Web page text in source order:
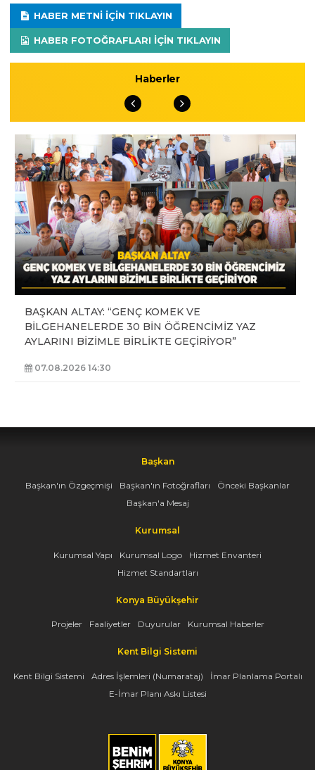
HABER METNI IÇIN TIKLAYIN
HABER FOTOĞRAFLARI IÇIN TIKLAYIN
Haberler
BAŞKAN ALTAY: “GENÇ KOMEK VE
BİLGEHANELERDE 30 BİN ÖĞRENCİMİZ YAZ
AYLARINI BİZİMLE BİRLİKTE GEÇİRİYOR”
07.08.2026 14:30
Başkan
Başkan'ın Özgeçmişi Başkan'ın Fotoğrafları
Önceki Başkanlar
Başkan'a Mesaj
Kurumsal
Kurumsal Yapı Kurumsal Logo
Hizmet Envanteri
Hizmet Standartları
Konya Büyükşehir
Projeler Faaliyetler Duyurular Kurumsal Haberler
Kent Bilgi Sistemi
Kent Bilgi Sistemi Adres İşlemleri (Numarataj)
İmar Planlama Portalı
E-İmar Planı Askı Listesi